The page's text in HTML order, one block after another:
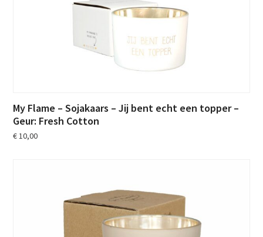
My Flame – Sojakaars – Jij bent echt een topper –
Geur: Fresh Cotton
€10,00